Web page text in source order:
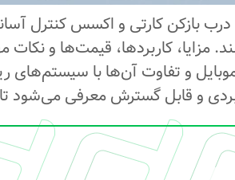
درب بازکن کارتی و اکسس کنترل
مزایا، کاربردها، قیمت‌ها و
و قابل گسترش معرفی می‌شود